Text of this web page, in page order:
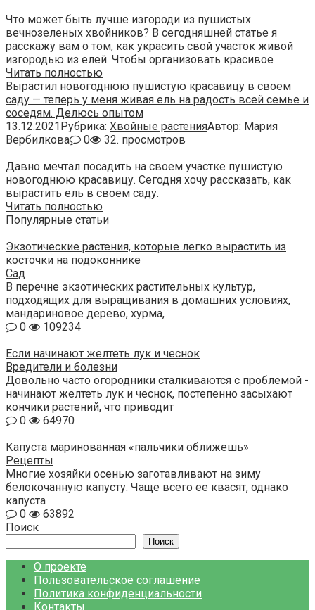
Что может быть лучше изгороди из пушистых
вечнозеленых хвойников? В сегодняшней статье я
расскажу вам о том, как украсить свой участок живой
изгородью из елей. Чтобы организовать красивое
Читать полностью
Вырастил новогоднюю пушистую красавицу в своем
саду — теперь у меня живая ель на радость всей семье и
соседям. Делюсь опытом
13.12.2021Рубрика: Хвойные растенияАвтор: Мария
Вербилкова
0
32. просмотров
Давно мечтал посадить на своем участке пушистую
новогоднюю красавицу. Сегодня хочу рассказать, как
вырастить ель в своем саду.
Читать полностью
Популярные статьи
Экзотические растения, которые легко вырастить из
косточки на подоконнике
Сад
В перечне экзотических растительных культур,
подходящих для выращивания в домашних условиях,
мандариновое дерево, хурма,
0
109234
Если начинают желтеть лук и чеснок
Вредители и болезни
Довольно часто огородники сталкиваются с проблемой -
начинают желтеть лук и чеснок, постепенно засыхают
кончики растений, что приводит
0
64970
Капуста маринованная «пальчики оближешь»
Рецепты
Многие хозяйки осенью заготавливают на зиму
белокочанную капусту. Чаще всего ее квасят, однако
капуста
0
63892
Поиск
Поиск
О проекте
Пользовательское соглашение
Политика конфиденциальности
Контакты